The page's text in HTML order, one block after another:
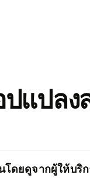
แปลง
โดยดูจากผู้ให้บริ